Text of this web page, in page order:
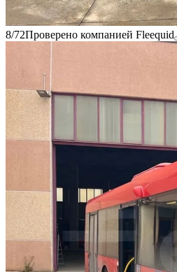
8/72Проверено компанией Fleequid